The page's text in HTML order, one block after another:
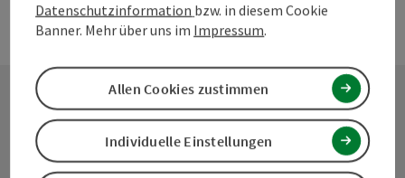
Kontakt
Datenschutzinformation bzw. in diesem Cookie
Banner. Mehr über uns im Impressum.
Individuelle Einstellungen
Allen Cookies zustimmen